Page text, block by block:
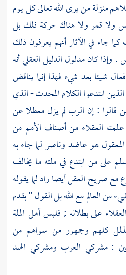
منزلة من يرى الله تعالى كل يوم
ولا قمر ولا هناك حركة فلك بل
جاء في الآثار أنهم يعرفون ذلك
وإذا كان مدلول الدليل العقلي أنه
شيئا بعد شيء فهذا إنما يناقض
ابتدعوا الكلام المحدث - الذي
قالوا : إن الرب لم يزل معطلا عن
العقلاء من أصناف الأمم من
هو عاضد وناصر لما جاء به
على من ابتدع في ملته ما يخالف
مع صريح العقل أيضا راد لما يقوله
من العالم مع الله بل القول " بقدم
على بطلانه ; فليس أهل الملة
كلهم وجمهور من سواهم من
: مشركي العرب ومشركي الهند